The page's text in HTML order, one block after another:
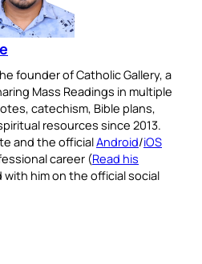
founder of Catholic Gallery, a
Mass Readings in multiple
catechism, Bible plans,
resources since 2013.
and the officialAndroid/iOS
career (Read his
him on the official social